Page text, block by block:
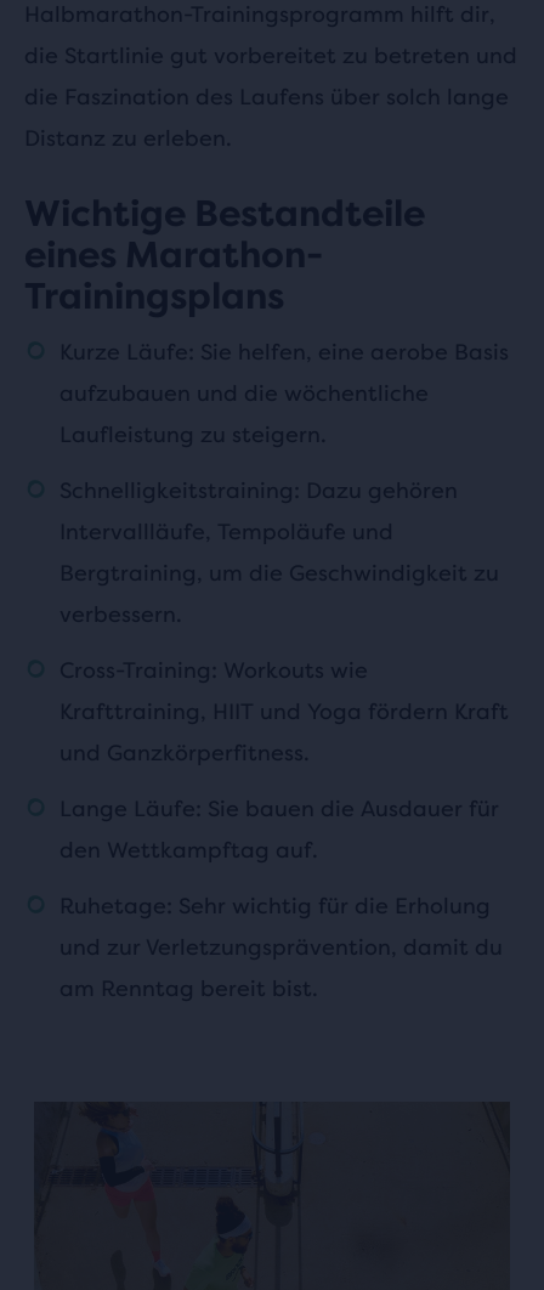
Halbmarathon-Trainingsprogramm hilft dir,
die Startlinie gut vorbereitet zu betreten und
die Faszination des Laufens über solch lange
Distanz zu erleben.
Wichtige Bestandteile
eines Marathon-
Trainingsplans
Kurze Läufe: Sie helfen, eine aerobe Basis
aufzubauen und die wöchentliche
Laufleistung zu steigern.
Schnelligkeitstraining: Dazu gehören
Intervallläufe, Tempoläufe und
Bergtraining, um die Geschwindigkeit zu
verbessern.
Cross-Training: Workouts wie
Krafttraining, HIIT und Yoga fördern Kraft
und Ganzkörperfitness.
Lange Läufe: Sie bauen die Ausdauer für
den Wettkampftag auf.
Ruhetage: Sehr wichtig für die Erholung
und zur Verletzungsprävention, damit du
am Renntag bereit bist.